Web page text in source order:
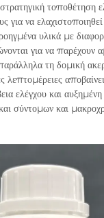
τοποθέτηση
για να
υλικά με
για να παρέχουν
τη δομική
λεπτομέρειες
ελέγχου και
σύντομων και